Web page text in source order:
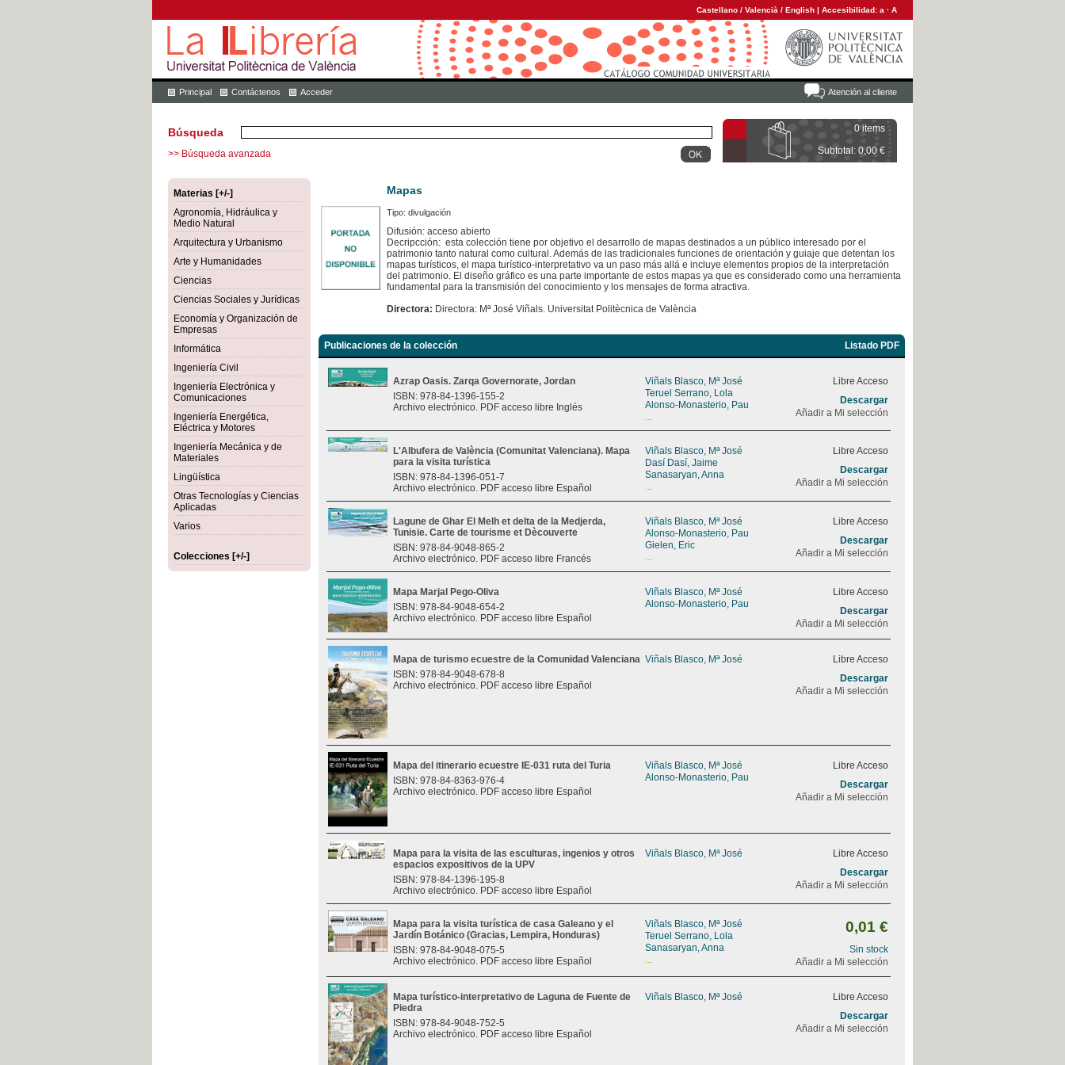
Castellano / Valencià / English | Accesibilidad: a · A
Atención al cliente
Principal Contáctenos Acceder
0 items
Subtotal: 0,00 €
Búsqueda
>> Búsqueda avanzada
Materias [+/-]
Agronomía, Hidráulica y
Medio Natural
Arquitectura y Urbanismo
Arte y Humanidades
Ciencias
Ciencias Sociales y Jurídicas
Economía y Organización de
Empresas
Informática
Ingeniería Civil
Ingeniería Electrónica y
Comunicaciones
Ingeniería Energética,
Eléctrica y Motores
Ingeniería Mecánica y de
Materiales
Lingüística
Otras Tecnologías y Ciencias
Aplicadas
Varios
Colecciones [+/-]
Mapas
Tipo: divulgación
Difusión: acceso abierto
Decripcción: esta colección tiene por objetivo el desarrollo de mapas destinados a un público interesado por el
patrimonio tanto natural como cultural. Además de las tradicionales funciones de orientación y guiaje que detentan los
mapas turísticos, el mapa turístico-interpretativo va un paso más allá e incluye elementos propios de la interpretación
del patrimonio. El diseño gráfico es una parte importante de estos mapas ya que es considerado como una herramienta
fundamental para la transmisión del conocimiento y los mensajes de forma atractiva.
Directora: Directora: Mª José Viñals. Universitat Politècnica de València
Publicaciones de la colección Listado PDF
Azrap Oasis. Zarqa Governorate, Jordan
ISBN: 978-84-1396-155-2
Archivo electrónico. PDF acceso libre Inglés
Viñals Blasco, Mª José
Teruel Serrano, Lola
Alonso-Monasterio, Pau
...
Libre Acceso
Descargar
Añadir a Mi selección
L'Albufera de València (Comunitat Valenciana). Mapa
para la visita turística
ISBN: 978-84-1396-051-7
Archivo electrónico. PDF acceso libre Español
Viñals Blasco, Mª José
Dasí Dasí, Jaime
Sanasaryan, Anna
...
Libre Acceso
Descargar
Añadir a Mi selección
Lagune de Ghar El Melh et delta de la Medjerda,
Tunisie. Carte de tourisme et Dècouverte
ISBN: 978-84-9048-865-2
Archivo electrónico. PDF acceso libre Francés
Viñals Blasco, Mª José
Alonso-Monasterio, Pau
Gielen, Eric
...
Libre Acceso
Descargar
Añadir a Mi selección
Mapa Marjal Pego-Oliva
ISBN: 978-84-9048-654-2
Archivo electrónico. PDF acceso libre Español
Viñals Blasco, Mª José
Alonso-Monasterio, Pau
Libre Acceso
Descargar
Añadir a Mi selección
Mapa de turismo ecuestre de la Comunidad Valenciana
ISBN: 978-84-9048-678-8
Archivo electrónico. PDF acceso libre Español
Viñals Blasco, Mª José
Libre Acceso
Descargar
Añadir a Mi selección
Mapa del itinerario ecuestre IE-031 ruta del Turia
ISBN: 978-84-8363-976-4
Archivo electrónico. PDF acceso libre Español
Viñals Blasco, Mª José
Alonso-Monasterio, Pau
Libre Acceso
Descargar
Añadir a Mi selección
Mapa para la visita de las esculturas, ingenios y otros
espacios expositivos de la UPV
ISBN: 978-84-1396-195-8
Archivo electrónico. PDF acceso libre Español
Viñals Blasco, Mª José
Libre Acceso
Descargar
Añadir a Mi selección
Mapa para la visita turística de casa Galeano y el
Jardín Botánico (Gracias, Lempira, Honduras)
ISBN: 978-84-9048-075-5
Archivo electrónico. PDF acceso libre Español
Viñals Blasco, Mª José
Teruel Serrano, Lola
Sanasaryan, Anna
...
0,01 €
Sin stock
Añadir a Mi selección
Mapa turístico-interpretativo de Laguna de Fuente de
Piedra
ISBN: 978-84-9048-752-5
Archivo electrónico. PDF acceso libre Español
Viñals Blasco, Mª José
Libre Acceso
Descargar
Añadir a Mi selección